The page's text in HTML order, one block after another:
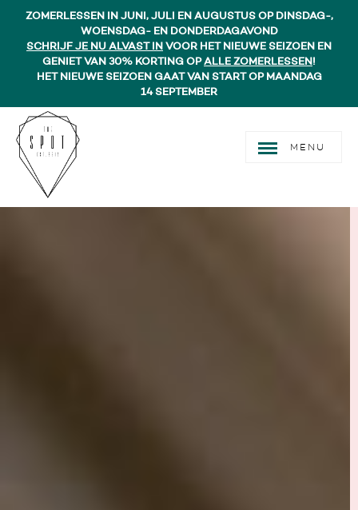
ZOMERLESSEN IN JUNI, JULI EN AUGUSTUS OP DINSDAG-,
WOENSDAG- EN DONDERDAGAVOND
SCHRIJF JE NU ALVAST INVOOR HET NIEUWE SEIZOEN EN
GENIET VAN 30% KORTING OPALLE ZOMERLESSEN!
HET NIEUWE SEIZOEN GAAT VAN START OP MAANDAG
14 SEPTEMBER
MENU